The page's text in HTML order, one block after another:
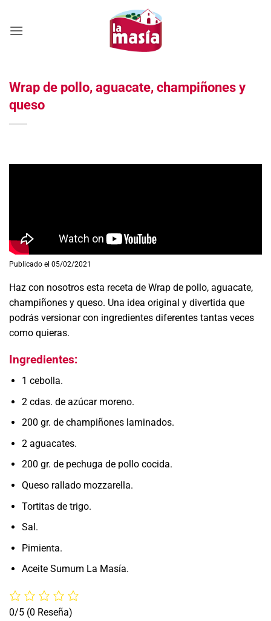
contenido
Wrap de pollo, aguacate, champiñones y
queso
Publicado el 05/02/2021
Haz con nosotros esta receta de Wrap de pollo, aguacate,
champiñones y queso. Una idea original y divertida que
podrás versionar con ingredientes diferentes tantas veces
como quieras.
Ingredientes:
1 cebolla.
2 cdas. de azúcar moreno.
200 gr. de champiñones laminados.
2 aguacates.
200 gr. de pechuga de pollo cocida.
Queso rallado mozzarella.
Tortitas de trigo.
Sal.
Pimienta.
Aceite Sumum La Masía.
0/5 (0 Reseña)